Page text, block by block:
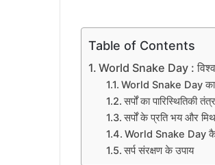
Table of Contents
World Snake Day : विश्व
World Snake Day का
सर्पों का पारिस्थितिकी
सर्पों के प्रति भय और
World Snake Day
सर्प संरक्षण के उपाय